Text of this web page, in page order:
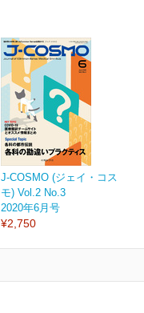
J-COSMO (ジェイ・コス
モ) Vol.2 No.3
2020年6月号
¥2,750